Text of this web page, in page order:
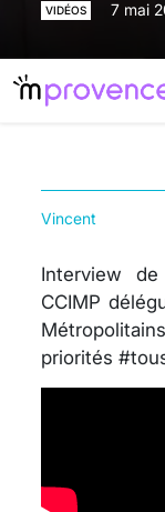
VIDÉOS 7 mai
Vincent
Interview
CCIMP
priorités